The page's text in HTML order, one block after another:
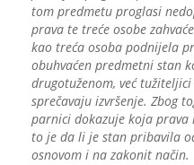
tom predmetu proglasi
prava te treće osobe
kao treća osoba podnijela
obuhvaćen predmetni stan
drugotuženom, već
sprečavaju izvršenje. Zbog
parnici dokazuje koja
to je da li je stan pribavila
osnovom i na zakonit